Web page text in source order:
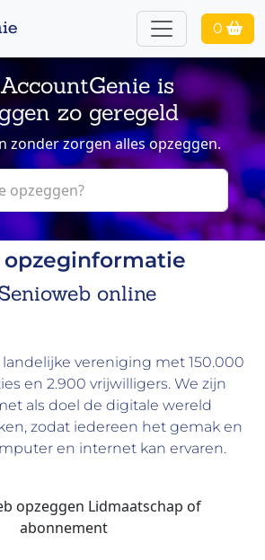
0
is
zo geregeld
zonder zorgen alles opzeggen.
opzeginformatie
online
vereniging met 150.000
en 2.900 vrijwilligers. We zijn
als doel de digitale wereld
zodat iedereen het gemak en
en internet kan ervaren.